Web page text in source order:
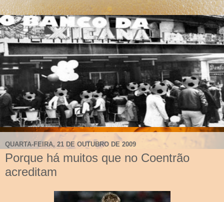
QUARTA-FEIRA, 21 DE OUTUBRO DE 2009
Porque há muitos que no Coentrão
acreditam